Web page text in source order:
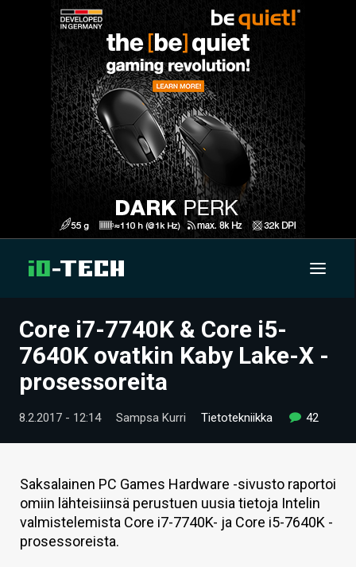
UUTISET
ARTIKKELIT
VIDEOT
TECHBBS
TIETOA
HINTA.FI
KAUPPA
Core i7-7740K & Core i5-
7640K ovatkin Kaby Lake-X -
prosessoreita
8.2.2017 - 12:14 Sampsa Kurri Tietotekniikka 42
Saksalainen PC Games Hardware -sivusto raportoi
omiin lähteisiinsä perustuen uusia tietoja Intelin
valmistelemista Core i7-7740K- ja Core i5-7640K -
prosessoreista.